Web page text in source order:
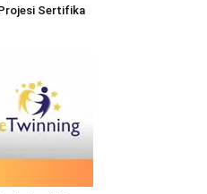
Sertifika